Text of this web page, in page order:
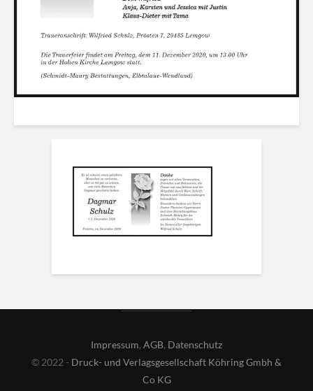
Impressum, AGB, Datenschutz
© 2022 - Druck- und Verlagsgesellschaft Köhring Gmbh &
Co KG